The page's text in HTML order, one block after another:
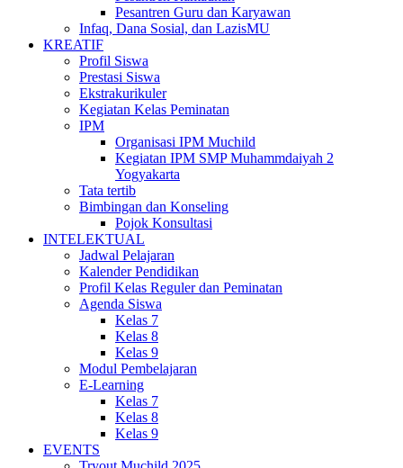
Pesantren Guru dan Karyawan
Infaq, Dana Sosial, dan LazisMU
KREATIF
Profil Siswa
Prestasi Siswa
Ekstrakurikuler
Kegiatan Kelas Peminatan
IPM
Organisasi IPM Muchild
Kegiatan IPM SMP Muhammdaiyah 2
Yogyakarta
Tata tertib
Bimbingan dan Konseling
Pojok Konsultasi
INTELEKTUAL
Jadwal Pelajaran
Kalender Pendidikan
Profil Kelas Reguler dan Peminatan
Agenda Siswa
Kelas 7
Kelas 8
Kelas 9
Modul Pembelajaran
E-Learning
Kelas 7
Kelas 8
Kelas 9
EVENTS